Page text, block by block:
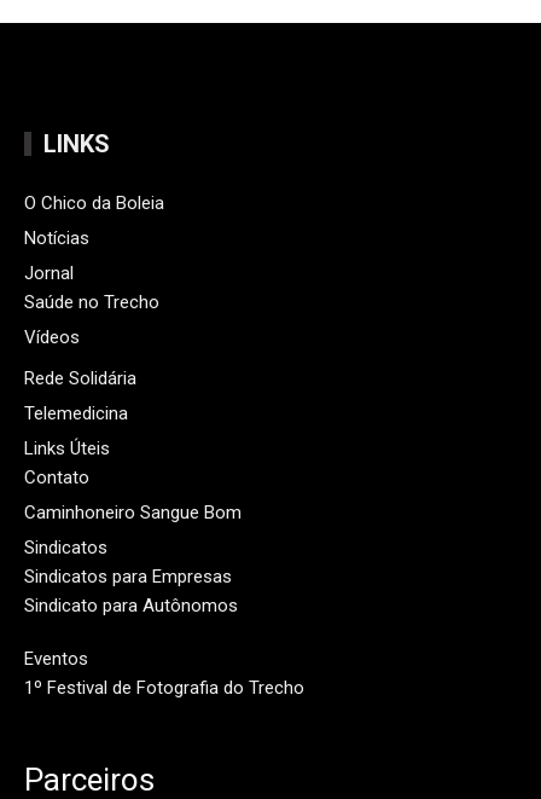
LINKS
O Chico da Boleia
Notícias
Jornal
Saúde no Trecho
Vídeos
Rede Solidária
Telemedicina
Links Úteis
Contato
Caminhoneiro Sangue Bom
Sindicatos
Sindicatos para Empresas
Sindicato para Autônomos
Eventos
1º Festival de Fotografia do Trecho
Parceiros